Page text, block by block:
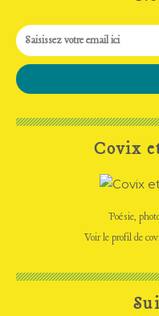
Covix
Poésie,
Voir le profil de